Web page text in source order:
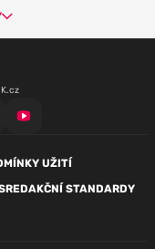
UŽITÍ
REDAKČNÍ STANDARDY